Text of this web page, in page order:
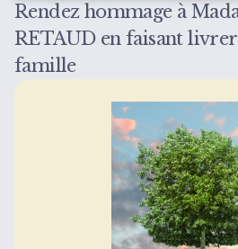
Rendez hommage à
RETAUD en faisant
famille